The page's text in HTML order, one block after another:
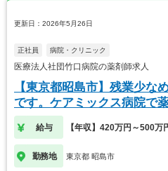
更新日：2026年5月26日
正社員 病院・クリニック
医療法人社団竹口病院の薬剤師求人
【東京都昭島市】残業少な
です。ケアミックス病院で
給与 【年収】420万円～500万
勤務地 東京都 昭島市